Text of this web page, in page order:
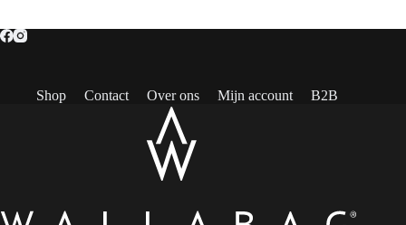
Shop Contact Over ons Mijn account B2B